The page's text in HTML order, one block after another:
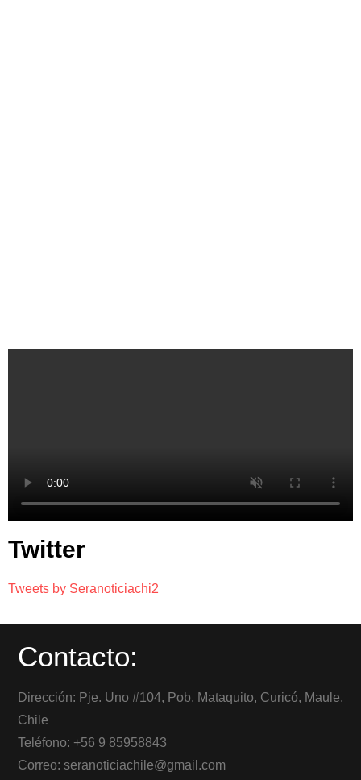
Twitter
Tweets by Seranoticiachi2
Contacto:
Dirección: Pje. Uno #104, Pob. Mataquito, Curicó, Maule,
Chile
Teléfono: +56 9 85958843
Correo: seranoticiachile@gmail.com